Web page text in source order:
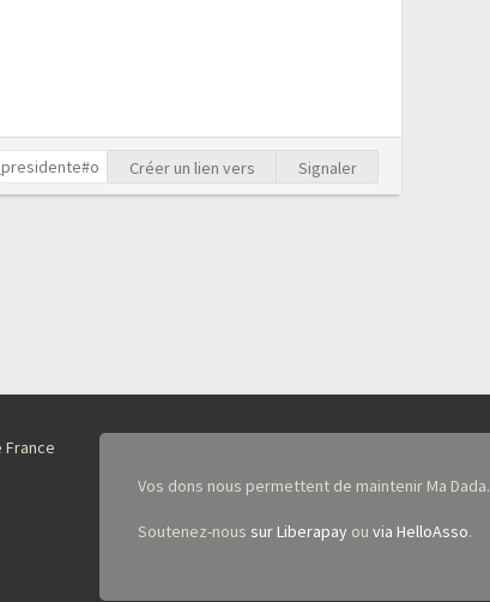
Créer un lien vers Signaler
Vos dons nous permettent de maintenir Ma Dada.
Soutenez-nous sur Liberapayou via HelloAsso.